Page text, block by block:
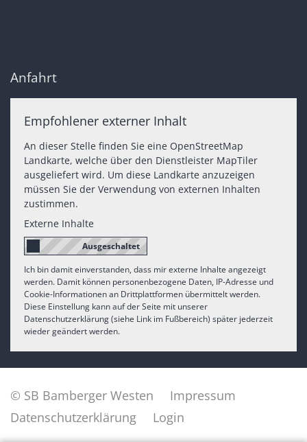
Anfahrt
Empfohlener externer Inhalt
An dieser Stelle finden Sie eine OpenStreetMap
Landkarte, welche über den Dienstleister MapTiler
ausgeliefert wird. Um diese Landkarte anzuzeigen
müssen Sie der Verwendung von externen Inhalten
zustimmen.
Externe Inhalte
Ich bin damit einverstanden, dass mir externe Inhalte angezeigt
werden. Damit können personenbezogene Daten, IP-Adresse und
Cookie-Informationen an Drittplattformen übermittelt werden.
Diese Einstellung kann auf der Seite mit unserer
Datenschutzerklärung (siehe Link im Fußbereich) später jederzeit
wieder geändert werden.
© SB Bamberger Westen
Impressum
Datenschutzerklärung
Login